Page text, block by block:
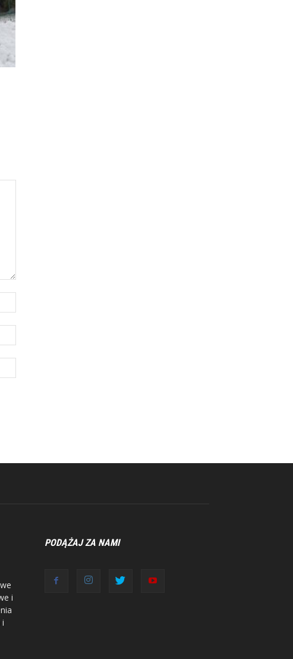
i
i
PODĄŻAJ ZA NAMI